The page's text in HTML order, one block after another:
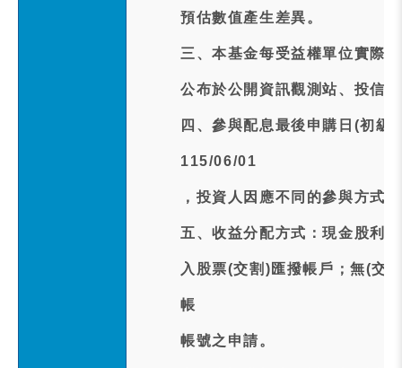
預估數值產生差異。
三、本基金每受益權單位實際
公布於公開資訊觀測站、投信
四、參與配息最後申購日(初
115/06/01
，投資人因應不同的參與方式
五、收益分配方式：現金股利
入股票(交割)匯撥帳戶；無(交
帳
帳號之申請。